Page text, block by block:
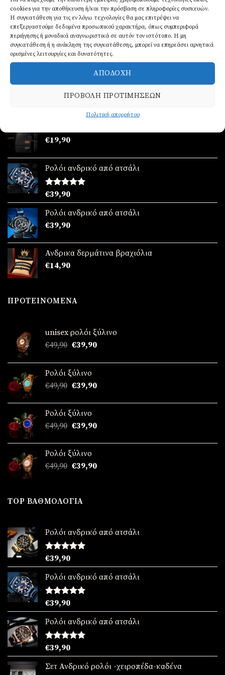
cookies για την αποθήκευση ή/και την πρόσβαση σε πληροφορίες συσκευών.
Η συγκατάθεση για τις εν λόγω τεχνολογίες θα μας επιτρέψει να
επεξεργαστούμε δεδομένα προσωπικού χαρακτήρα, όπως συμπεριφορά
περιήγησης ή μοναδικά αναγνωριστικά σε αυτόν τον ιστότοπο. Η μη
συγκατάθεση ή η ανάκληση της συγκατάθεσης, μπορεί να επηρεάσει αρνητικά
ορισμένες λειτουργίες και δυνατότητες.
ΑΠΟΔΟΧΉ
ΠΡΟΒΟΛΉ ΠΡΟΤΙΜΉΣΕΩΝ
Πολιτική απορρήτου
was:
€89,90.
τιμή
είναι:
€69,90.
Ανδρικά δερμάτινα βραχιόλια 3 σειρές
€17,90
Ανδρική χειροπέδα δερμάτινη 3 σειρές
€49,90 Original
€49,90.
€39,90Η
τρέχουσα
είναι:
€19,90
Ρολόι ανδρικό από ατσάλι
Βαθμολογήθηκε
με5.00
από 5
€39,90
Ρολόι ανδρικό από ατσάλι
€39,90
Ανδρικα δερμάτινα βραχιόλια
€14,90
ΠΡΟΤΕΙΝΌΜΕΝΑ
unisex ρολόι ξύλινο
€49,90 Original
was:
€49,90.
€39,90Η
τιμή
€39,90.
Ρολόι ξύλινο
€49,90 Original
was:
€49,90.
€39,90Η
τιμή
€39,90.
Ρολόι ξύλινο
€49,90 Original
was:
€49,90.
€39,90Η
τιμή
€39,90.
Ρολόι ξύλινο
€49,90 Original
€49,90.
€39,90Η
TOP ΒΑΘΜΟΛΟΓΊΑ
Ρολόι ανδρικό από ατσάλι
Βαθμολογήθηκε
με5.00
από 5
€39,90
Ρολόι ανδρικό από ατσάλι
Βαθμολογήθηκε
με5.00
από 5
€39,90
Ρολόι ανδρικό από ατσάλι
Βαθμολογήθηκε
με5.00
από 5
€39,90
Σετ Ανδρικό ρολόι -χειροπέδα-καδένα